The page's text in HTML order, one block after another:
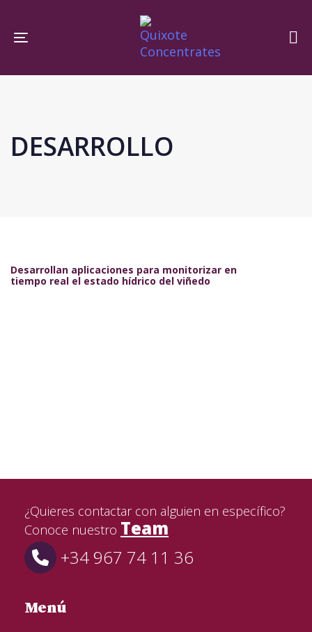
links
navigation
content
Toggle navigation
DESARROLLO
Desarrollan aplicaciones para monitorizar en
tiempo real el estado hídrico del viñedo
¿Quieres contactar con alguien en específico?
Conoce nuestro Team
+34 967 74 11 36
Menú